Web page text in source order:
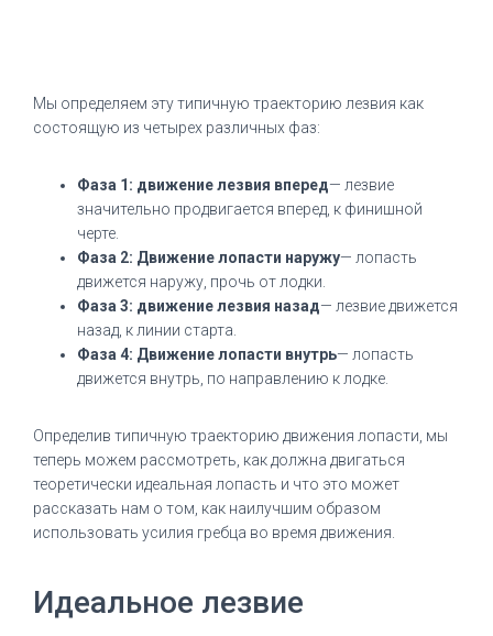
Мы определяем эту типичную траекторию лезвия как
состоящую из четырех различных фаз:
Фаза 1: движение лезвия вперед— лезвие
значительно продвигается вперед, к финишной
черте.
Фаза 2: Движение лопасти наружу— лопасть
движется наружу, прочь от лодки.
Фаза 3: движение лезвия назад— лезвие движется
назад, к линии старта.
Фаза 4: Движение лопасти внутрь— лопасть
движется внутрь, по направлению к лодке.
Определив типичную траекторию движения лопасти, мы
теперь можем рассмотреть, как должна двигаться
теоретически идеальная лопасть и что это может
рассказать нам о том, как наилучшим образом
использовать усилия гребца во время движения.
Идеальное лезвие